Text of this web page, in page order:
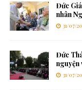
Đức
nhân
31/07/
Đức
nguyện
31/07/